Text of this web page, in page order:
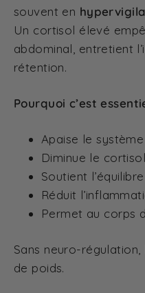
souvent en
Un cortisol élevé
abdominal, entretient
rétention.
Pourquoi c’est
Apaise le
Diminue le
Soutient
Réduit
Permet au corps
Sans neuro-régulation,
de poids.